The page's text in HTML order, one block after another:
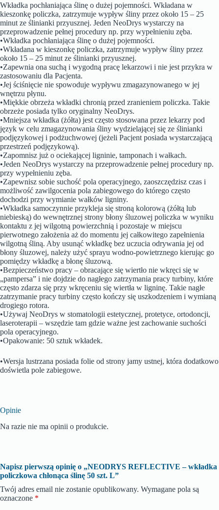
Wkładka pochłaniająca ślinę o dużej pojemności. Wkładana w
kieszonkę policzka, zatrzymuje wypływ śliny przez około 15 – 25
minut ze ślinianki przyusznej. Jeden NeoDrys wystarczy na
przeprowadzenie pełnej procedury np. przy wypełnieniu zęba.
•Wkładka pochłaniająca ślinę o dużej pojemności.
•Wkładana w kieszonkę policzka, zatrzymuje wypływ śliny przez
około 15 – 25 minut ze ślinianki przyusznej.
•Zapewnia ona suchą i wygodną pracę lekarzowi i nie jest przykra w
zastosowaniu dla Pacjenta.
•Jej ściśnięcie nie spowoduje wypływu zmagazynowanego w jej
wnętrzu płynu.
•Miękkie obrzeża wkładki chronią przed zranieniem policzka. Takie
obrzeże posiada tylko oryginalny NeoDrys.
•Mniejsza wkładka (żółta) jest często stosowana przez lekarzy pod
język w celu zmagazynowania śliny wydzielającej się ze ślinianki
podjęzykowej i podżuchwowej (jeżeli Pacjent posiada wystarczającą
przestrzeń podjęzykową).
•Zapomnisz już o ociekającej ligninie, tamponach i wałkach.
•Jeden NeoDrys wystarczy na przeprowadzenie pełnej procedury np.
przy wypełnieniu zęba.
•Zapewnisz sobie suchość pola operacyjnego, zaoszczędzisz czas i
możliwość zawilgocenia pola zabiegowego do którego często
dochodzi przy wymianie wałków ligniny.
•Wkładka samoczynnie przykleja się stroną kolorową (żółtą lub
niebieską) do wewnętrznej strony błony śluzowej policzka w wyniku
kontaktu z jej wilgotną powierzchnią i pozostaje w miejscu
pierwotnego założenia aż do momentu jej całkowitego zapełnienia
wilgotną śliną. Aby usunąć wkładkę bez uczucia odrywania jej od
błony śluzowej, należy użyć sprayu wodno-powietrznego kierując go
pomiędzy wkładkę a błonę śluzową.
•Bezpieczeństwo pracy – obracające się wiertło nie wkręci się w
„pampersa” i nie dojdzie do nagłego zatrzymania pracy turbiny, które
często zdarza się przy wkręceniu się wiertła w ligninę. Takie nagłe
zatrzymanie pracy turbiny często kończy się uszkodzeniem i wymianą
drogiego rotora.
•Używaj NeoDrys w stomatologii estetycznej, protetyce, ortodoncji,
laseroterapii – wszędzie tam gdzie ważne jest zachowanie suchości
pola operacyjnego.
•Opakowanie: 50 sztuk wkładek.
•Wersja lustrzana posiada folie od strony jamy ustnej, która dodatkowo
doświetla pole zabiegowe.
Opinie
Na razie nie ma opinii o produkcie.
Napisz pierwszą opinię o „NEODRYS REFLECTIVE – wkładka
policzkowa chłonąca ślinę 50 szt. L”
Twój adres email nie zostanie opublikowany. Wymagane pola są
oznaczone *